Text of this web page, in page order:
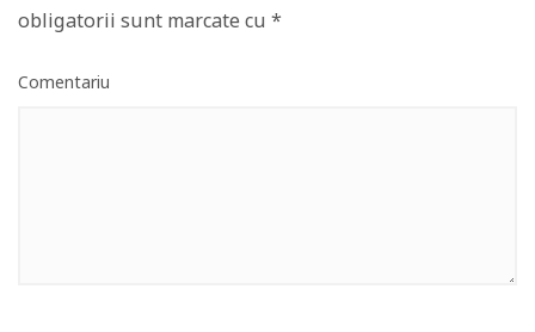
obligatorii sunt marcate cu *
Comentariu